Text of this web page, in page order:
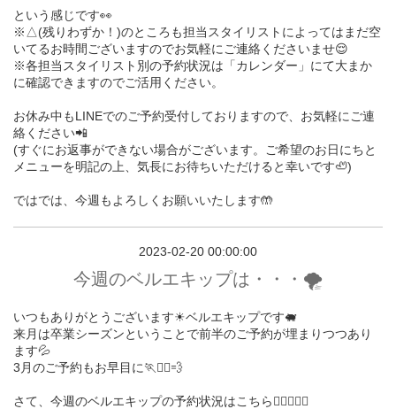
という感じです👀
※△(残りわずか！)のところも担当スタイリストによってはまだ空
いてるお時間ございますのでお気軽にご連絡くださいませ😌
※各担当スタイリスト別の予約状況は「カレンダー」にて大まか
に確認できますのでご活用ください。
お休み中もLINEでのご予約受付しておりますので、お気軽にご連
絡ください📲
(すぐにお返事ができない場合がございます。ご希望のお日にちと
メニューを明記の上、気長にお待ちいただけると幸いです🦥)
ではでは、今週もよろしくお願いいたします🤲
2023-02-20 00:00:00
今週のベルエキップは・・・🌪
いつもありがとうございます☀︎ベルエキップです🐖
来月は卒業シーズンということで前半のご予約が埋まりつつあり
ます💦
3月のご予約もお早目に🏃🏃‍♀️💨
さて、今週のベルエキップの予約状況はこちら💁🏻‍♀️💁‍♂️